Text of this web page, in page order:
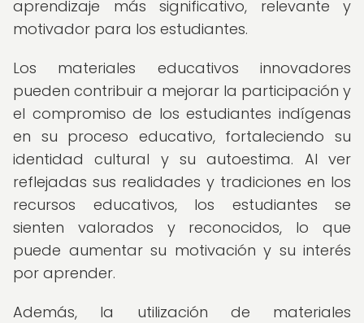
aprendizaje más significativo, relevante y
motivador para los estudiantes.
Los materiales educativos innovadores
pueden contribuir a mejorar la participación y
el compromiso de los estudiantes indígenas
en su proceso educativo, fortaleciendo su
identidad cultural y su autoestima. Al ver
reflejadas sus realidades y tradiciones en los
recursos educativos, los estudiantes se
sienten valorados y reconocidos, lo que
puede aumentar su motivación y su interés
por aprender.
Además, la utilización de materiales